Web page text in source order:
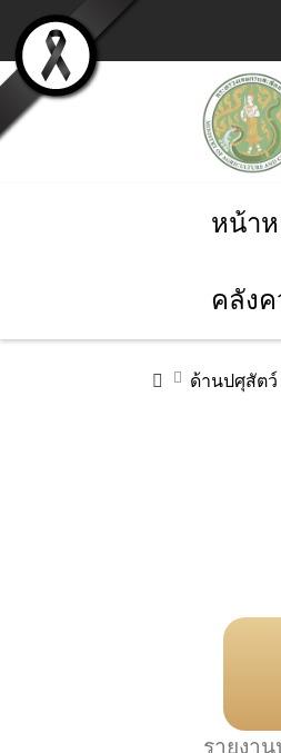
หน้า
คลัง
ด้านปศุสัตว์
รายงา